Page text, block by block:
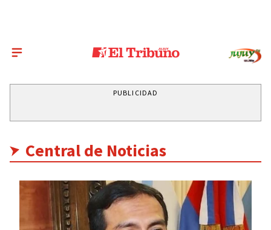
PUBLICIDAD
Central de Noticias